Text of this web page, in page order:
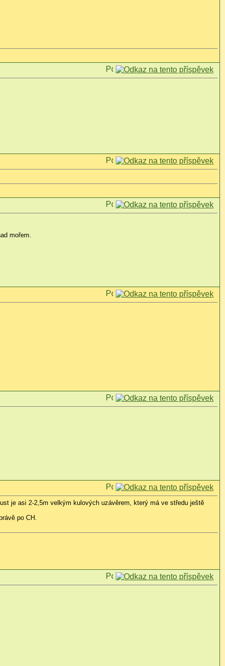
mořem.
je asi 2-2,5m velkým kulových uzávěrem, který má ve středu ještě
po CH.